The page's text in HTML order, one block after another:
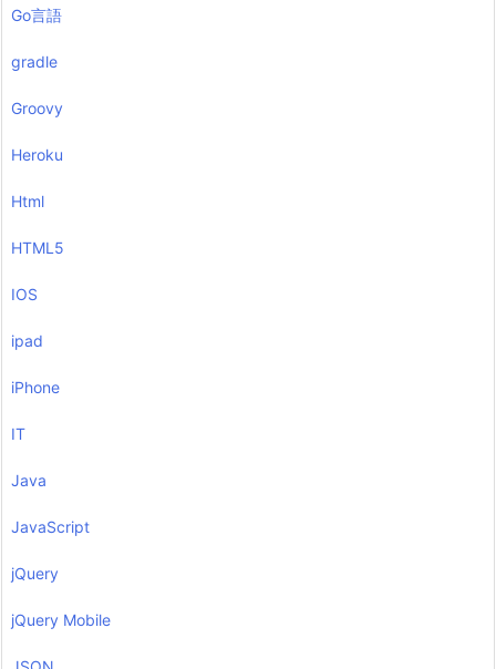
Go言語
gradle
Groovy
Heroku
Html
HTML5
IOS
ipad
iPhone
IT
Java
JavaScript
jQuery
jQuery Mobile